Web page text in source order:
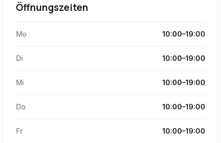
Öffnungszeiten
Mo 10:00–19:00
Di 10:00–19:00
Mi 10:00–19:00
Do 10:00–19:00
Fr 10:00–19:00